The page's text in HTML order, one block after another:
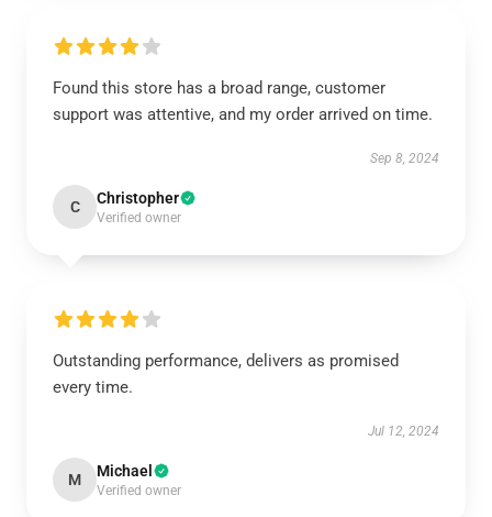
Found this store has a broad range, customer
support was attentive, and my order arrived on time.
Sep 8, 2024
C Christopher
Verified owner
Outstanding performance, delivers as promised
every time.
Jul 12, 2024
M Michael
Verified owner